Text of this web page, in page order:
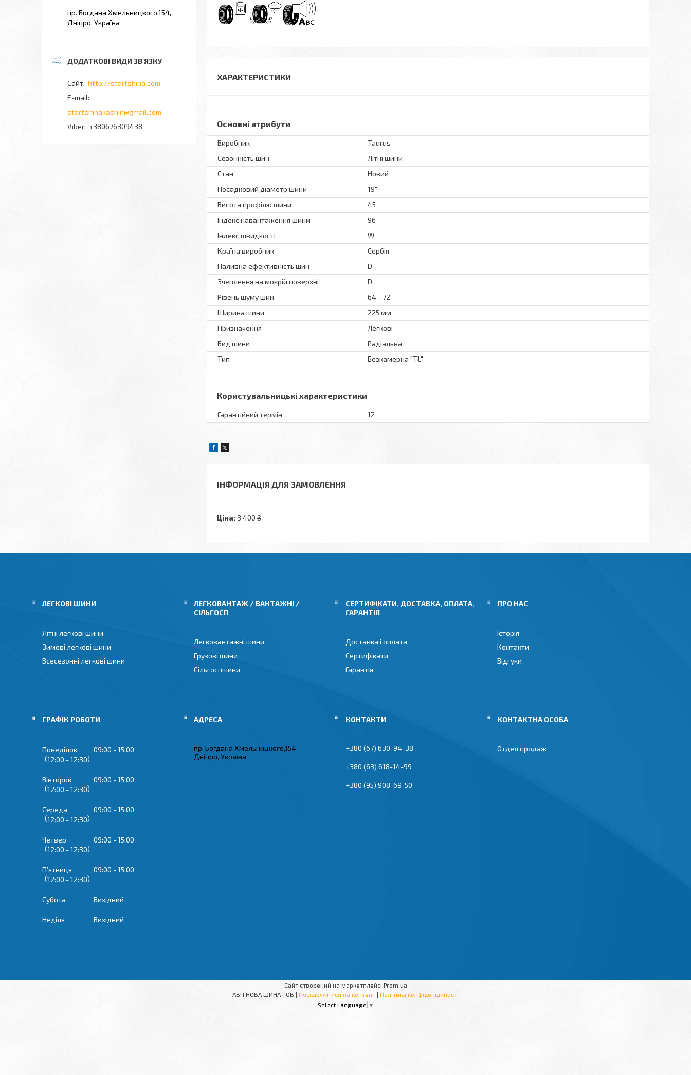
ХАРАКТЕРИСТИКИ
Основні атрибути
Виробник
Taurus
Сезонність шин
Літні шини
Стан
Новий
Посадковий діаметр шини
19"
Висота профілю шини
45
Індекс навантаження шини
96
Індекс швидкості
W
Країна виробник
Сербія
Паливна ефективність шин
D
Зчеплення на мокрій поверхні
D
Рівень шуму шин
64 - 72
Ширина шини
225 мм
Призначення
Легкові
Вид шини
Радіальна
Тип
Безкамерна "TL"
Користувальницькі характеристики
Гарантійний термін 12
ІНФОРМАЦІЯ ДЛЯ ЗАМОВЛЕННЯ
Ціна: 3 400 ₴
пр. Богдана Хмельницкого,154,
Дніпро, Україна
http://startshina.com
startshinakashin@gmail.com
+380676309438
ЛЕГКОВІ ШИНИ
Літні легкові шини
Зимові легкові шини
Всесезонні легкові шини
ЛЕГКОВАНТАЖ / ВАНТАЖНІ /
СІЛЬГОСП
Легковантажні шини
Грузові шини
Сільгоспшини
СЕРТИФІКАТИ, ДОСТАВКА, ОПЛАТА,
ГАРАНТІЯ
Доставка і оплата
Сертифікати
Гарантія
ПРО НАС
Історія
Контакти
Відгуки
ГРАФІК РОБОТИ
Понеділок 09:00
15:00
12:00
12:30
Вівторок 09:00
15:00
12:00
12:30
Середа 09:00
15:00
12:00
12:30
Четвер 09:00
15:00
12:00
12:30
Пʼятниця 09:00
15:00
12:00
12:30
Субота Вихідний
Неділя Вихідний
пр. Богдана Хмельницкого,154,
Дніпро, Україна
+380 (67) 630-94-38
+380 (63) 618-14-99
+380 (95) 908-69-50
Отдел продаж
Сайт створений на маркетплейсі Prom.ua
АВП НОВА ШИНА ТОВ | Поскаржитися на контент | Політика конфіденційності
Select Language ▼